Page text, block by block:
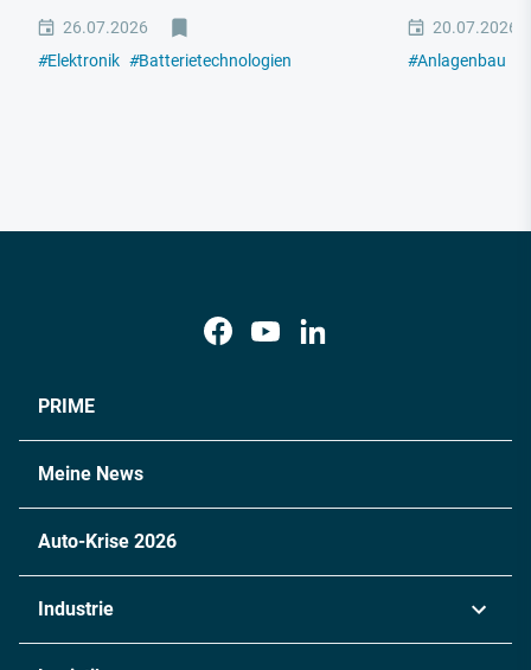
26.07.2026
#Elektronik #Batterietechnologien
20.07.2026
#Anlagenbau
PRIME
Meine News
Auto-Krise 2026
Industrie